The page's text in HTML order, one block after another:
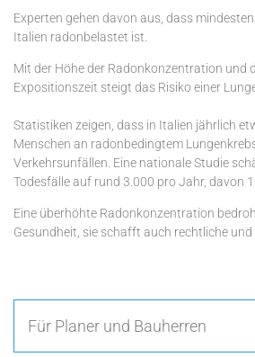
Experten gehen davon aus, dass
Italien radonbelastet ist.
Mit der Höhe der Radonkonzentration und
Expositionszeit steigt das Risiko einer
Statistiken zeigen, dass in Italien jährlich
Menschen an radonbedingtem
Verkehrsunfällen. Eine nationale Studie
Todesfälle auf rund 3.000 pro Jahr, davon
Eine überhöhte Radonkonzentration
Gesundheit, sie schafft auch rechtliche
Für Planer und Bauherren